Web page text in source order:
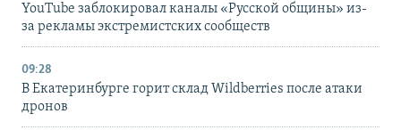
YouTube заблокировал каналы «Русской общины» из-
за рекламы экстремистских сообществ
09:28
В Екатеринбурге горит склад Wildberries после атаки
дронов